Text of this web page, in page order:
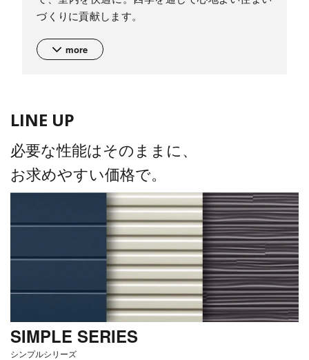
づくりに貢献します。
more
LINE UP
必要な性能はそのままに、
お求めやすい価格で。
SIMPLE SERIES
シンプルシリーズ